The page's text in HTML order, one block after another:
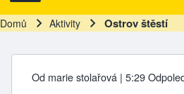
Drobečková navigace
Domů Aktivity Ostrov štěstí
Od marie stolařová | 5:29